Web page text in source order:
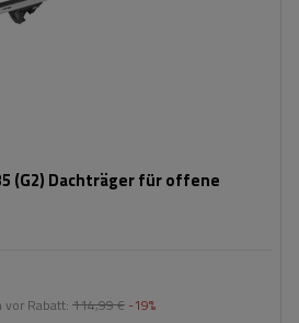
(G2) Dachträger für offene
vor Rabatt: 114,99 € -19%